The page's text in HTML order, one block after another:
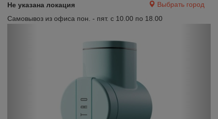
Не указана локация
Выбрать город
Самовывоз из офиса пон. - пят. с 10.00 по 18.00